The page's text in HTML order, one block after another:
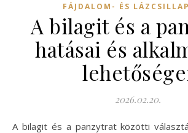
FÁJDALOM- ÉS
A bilagit és a
hatásai és
2026.02.20.
A bilagit és a panzytrat közötti választás sokak számára